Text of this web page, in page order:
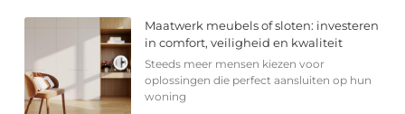
Maatwerk meubels of sloten: investeren
in comfort, veiligheid en kwaliteit
Steeds meer mensen kiezen voor
oplossingen die perfect aansluiten op hun
woning